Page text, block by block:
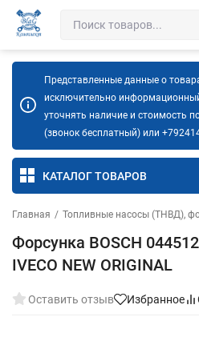
Представленные данные о
исключительно
уточнять наличие и стоимость
(звонок бесплатный) или
КАТАЛОГ ТОВАРОВ
Главная / Топливные насосы (ТНВД),
Форсунка BOSCH
IVECO NEW ORIGINAL
Оставить отзыв Избранное